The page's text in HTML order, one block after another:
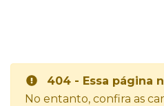
404 - Essa página
No entanto, confira as